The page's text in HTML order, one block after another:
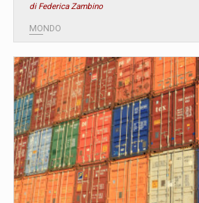
di Federica Zambino
MONDO